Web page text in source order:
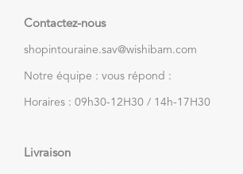
Contactez-nous
shopintouraine.sav@wishibam.com
Notre équipe : vous répond :
Horaires : 09h30-12H30 / 14h-17H30
Livraison